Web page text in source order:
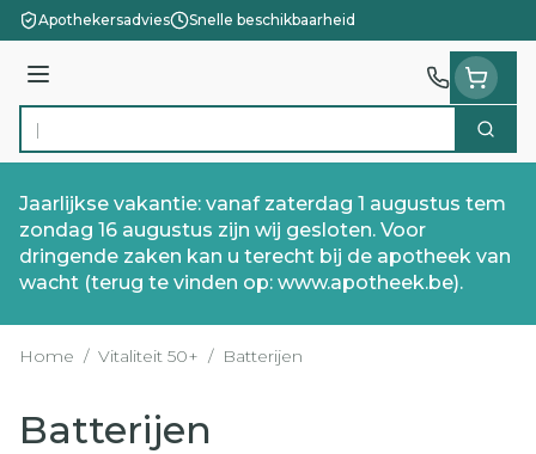
Ga naar de inhoud
Apothekersadvies Snelle beschikbaarheid
Menu
Product, merk, categorie... Zoek
Jaarlijkse vakantie: vanaf zaterdag 1 augustus tem
zondag 16 augustus zijn wij gesloten. Voor
dringende zaken kan u terecht bij de apotheek van
wacht (terug te vinden op: www.apotheek.be).
Home / Vitaliteit 50+ / Batterijen
Batterijen